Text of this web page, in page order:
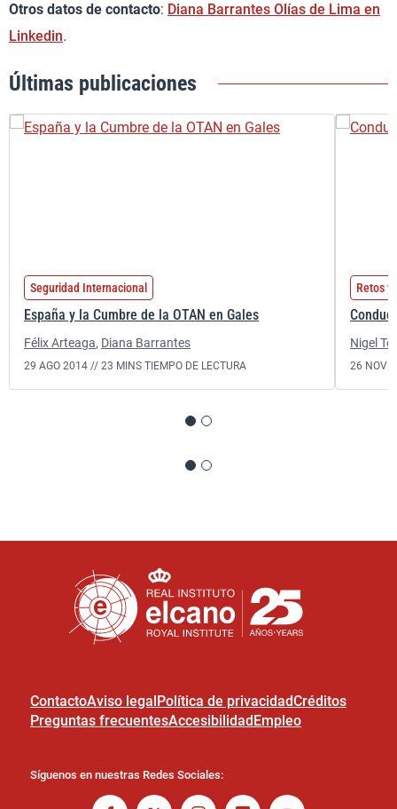
Otros datos de contacto: Diana Barrantes Olías de Lima en
Linkedin.
Últimas publicaciones
Seguridad Internacional
España y la Cumbre de la OTAN en Gales
Félix Arteaga, Diana Barrantes
29 AGO 2014 // 23 MINS TIEMPO DE LECTURA
Retos y
Nigel
26 NOV
ContactoAviso legalPolítica de privacidadCréditos
Preguntas frecuentesAccesibilidadEmpleo
Síguenos en nuestras Redes Sociales: